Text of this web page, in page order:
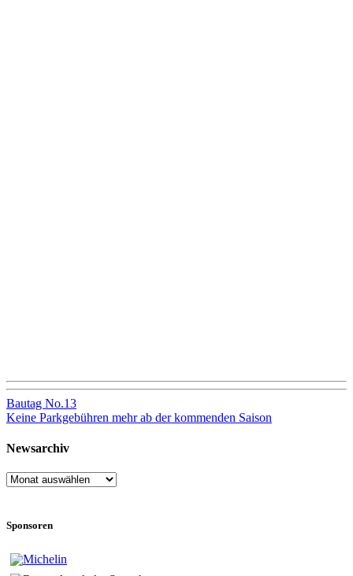
Beitragsnavigation
Bautag No.13
Keine Parkgebühren mehr ab der kommenden Saison
Newsarchiv
Newsarchiv
Sponsoren